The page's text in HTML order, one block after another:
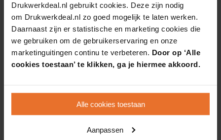
Drukwerkdeal.nl gebruikt cookies. Deze zijn nodig
om Drukwerkdeal.nl zo goed mogelijk te laten werken.
Daarnaast zijn er statistische en marketing cookies die
we gebruiken om de gebruikerservaring en onze
marketinguitingen continu te verbeteren. Door op ‘Alle
cookies toestaan’ te klikken, ga je hiermee akkoord.
Alle cookies toestaan
Aanpassen